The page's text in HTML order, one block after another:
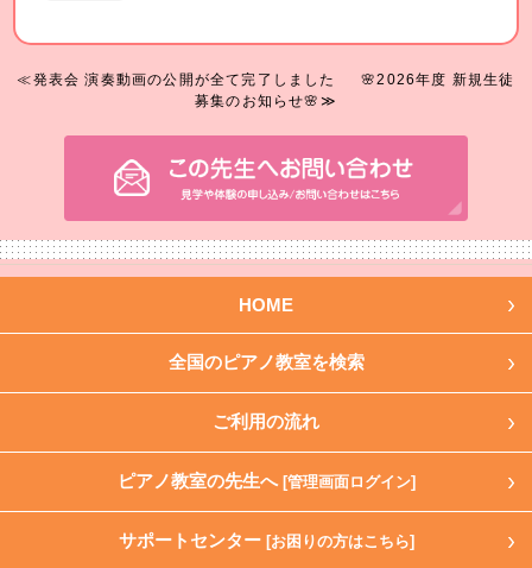
≪発表会 演奏動画の公開が全て完了しました
🌸2026年度 新規生徒
募集のお知らせ🌸≫
HOME
全国のピアノ教室を検索
ご利用の流れ
ピアノ教室の先生へ [管理画面ログイン]
サポートセンター [お困りの方はこちら]